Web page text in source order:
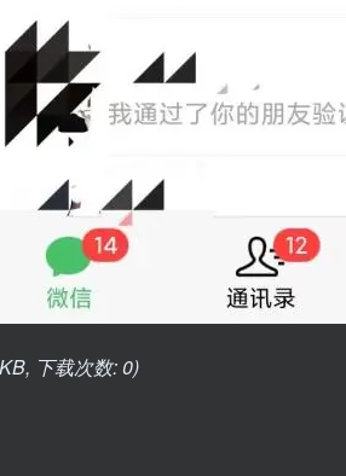
下载次数: 0)